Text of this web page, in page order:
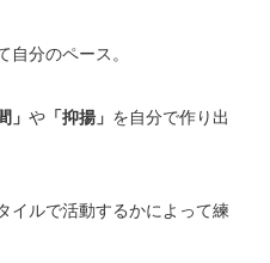
自分のペース。
」や 「抑揚」 を自分で作り出
イルで活動するかによって練